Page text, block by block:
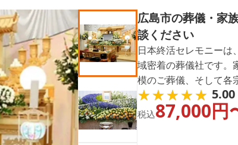
広島市の葬儀・家
談ください
日本終活セレモニーは
域密着の葬儀社です。
模のご葬儀、そして各
す。どうぞお気軽にご
★★★★★
★★★★★ 5.00
税込87,000円